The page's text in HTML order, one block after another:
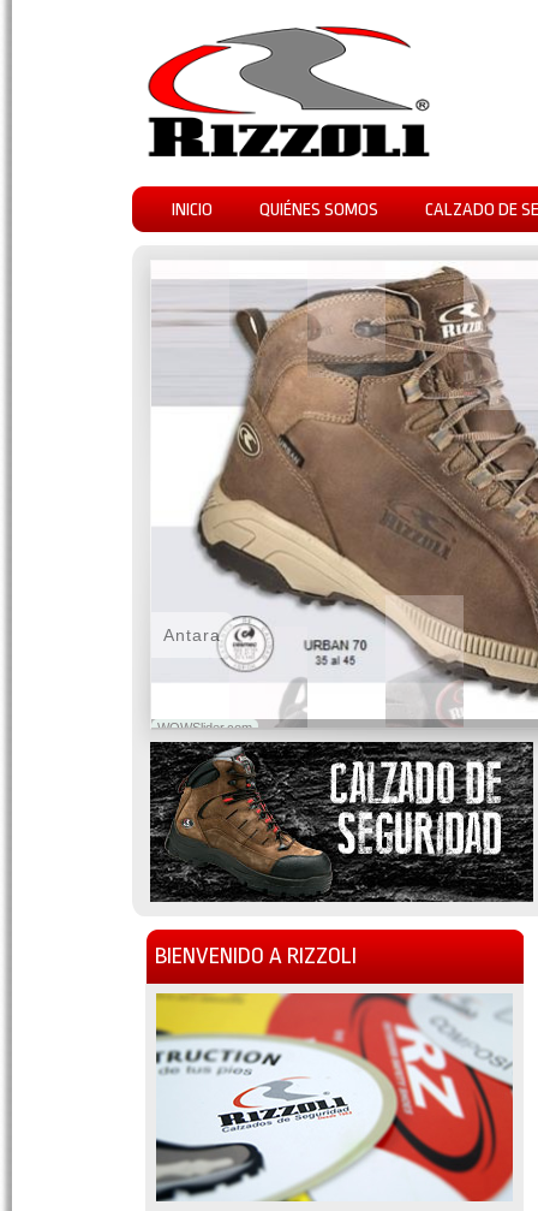
INICIO QUIÉNES SOMOS CALZADO DE
WOWSlider.com
Antara
BIENVENIDO A RIZZOLI